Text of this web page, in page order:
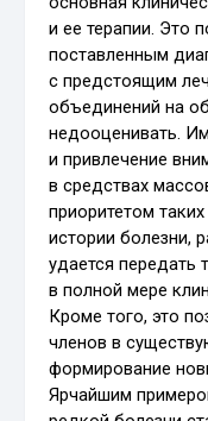
и ее терапии. Это
поставленным
с предстоящим
объединений на
недооценивать.
и привлечение
в средствах
приоритетом
истории болезни,
удается передать
в полной мере
Кроме того, это
членов в
формирование
Ярчайшим